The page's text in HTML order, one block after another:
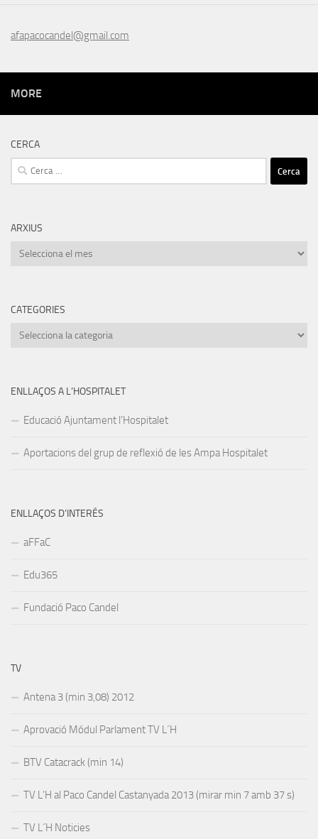
afapacocandel@gmail.com
MORE
CERCA
Cerca:
ARXIUS
Arxius
CATEGORIES
Categories
ENLLAÇOS A L’HOSPITALET
Educació Ajuntament l’Hospitalet
Aportacions del grup de reflexió de les Ampa Hospitalet
ENLLAÇOS D’INTERÉS
aFFaC
Edu365
Fundació Paco Candel
TV
Antena 3 (min 3,08) 2012
Aprovació Módul Parlament TV L´H
BTV Catacrack (min 14)
TV L’H al Paco Candel Castanyada 2013 (mirar min 7 amb 37 s)
TV L´H Noticies